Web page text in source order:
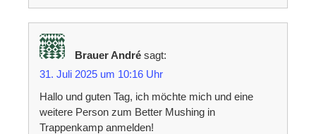
Brauer André sagt:
31. Juli 2025 um 10:16 Uhr
Hallo und guten Tag, ich möchte mich und eine
weitere Person zum Better Mushing in
Trappenkamp anmelden!